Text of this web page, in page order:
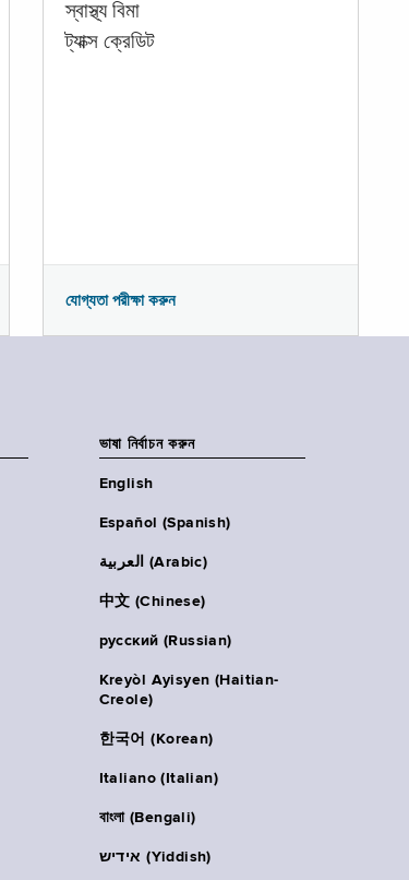
স্বাস্থ্য বিমা
ট্যাক্স ক্রেডিট
যোগ্যতা পরীক্ষা করুন
ভাষা নির্বাচন করুন
English
Español (Spanish)
العربية (Arabic)
中文 (Chinese)
русский (Russian)
Kreyòl Ayisyen (Haitian-
Creole)
한국어 (Korean)
Italiano (Italian)
বাংলা (Bengali)
אידיש (Yiddish)